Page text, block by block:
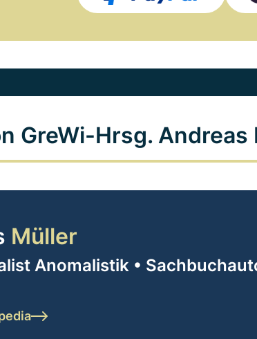
GreWi-Hrsg. Andreas
Müller
Anomalistik •